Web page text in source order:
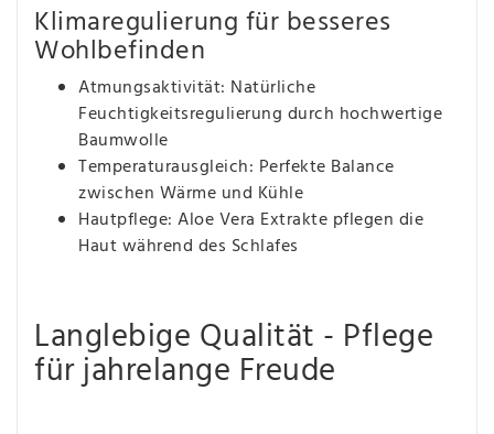
Klimaregulierung für besseres
Wohlbefinden
Atmungsaktivität: Natürliche
Feuchtigkeitsregulierung durch hochwertige
Baumwolle
Temperaturausgleich: Perfekte Balance
zwischen Wärme und Kühle
Hautpflege: Aloe Vera Extrakte pflegen die
Haut während des Schlafes
Langlebige Qualität - Pflege
für jahrelange Freude